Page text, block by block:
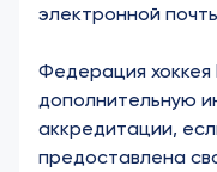
электронной
Федерация хоккея
дополнительную
аккредитации,
предоставлена